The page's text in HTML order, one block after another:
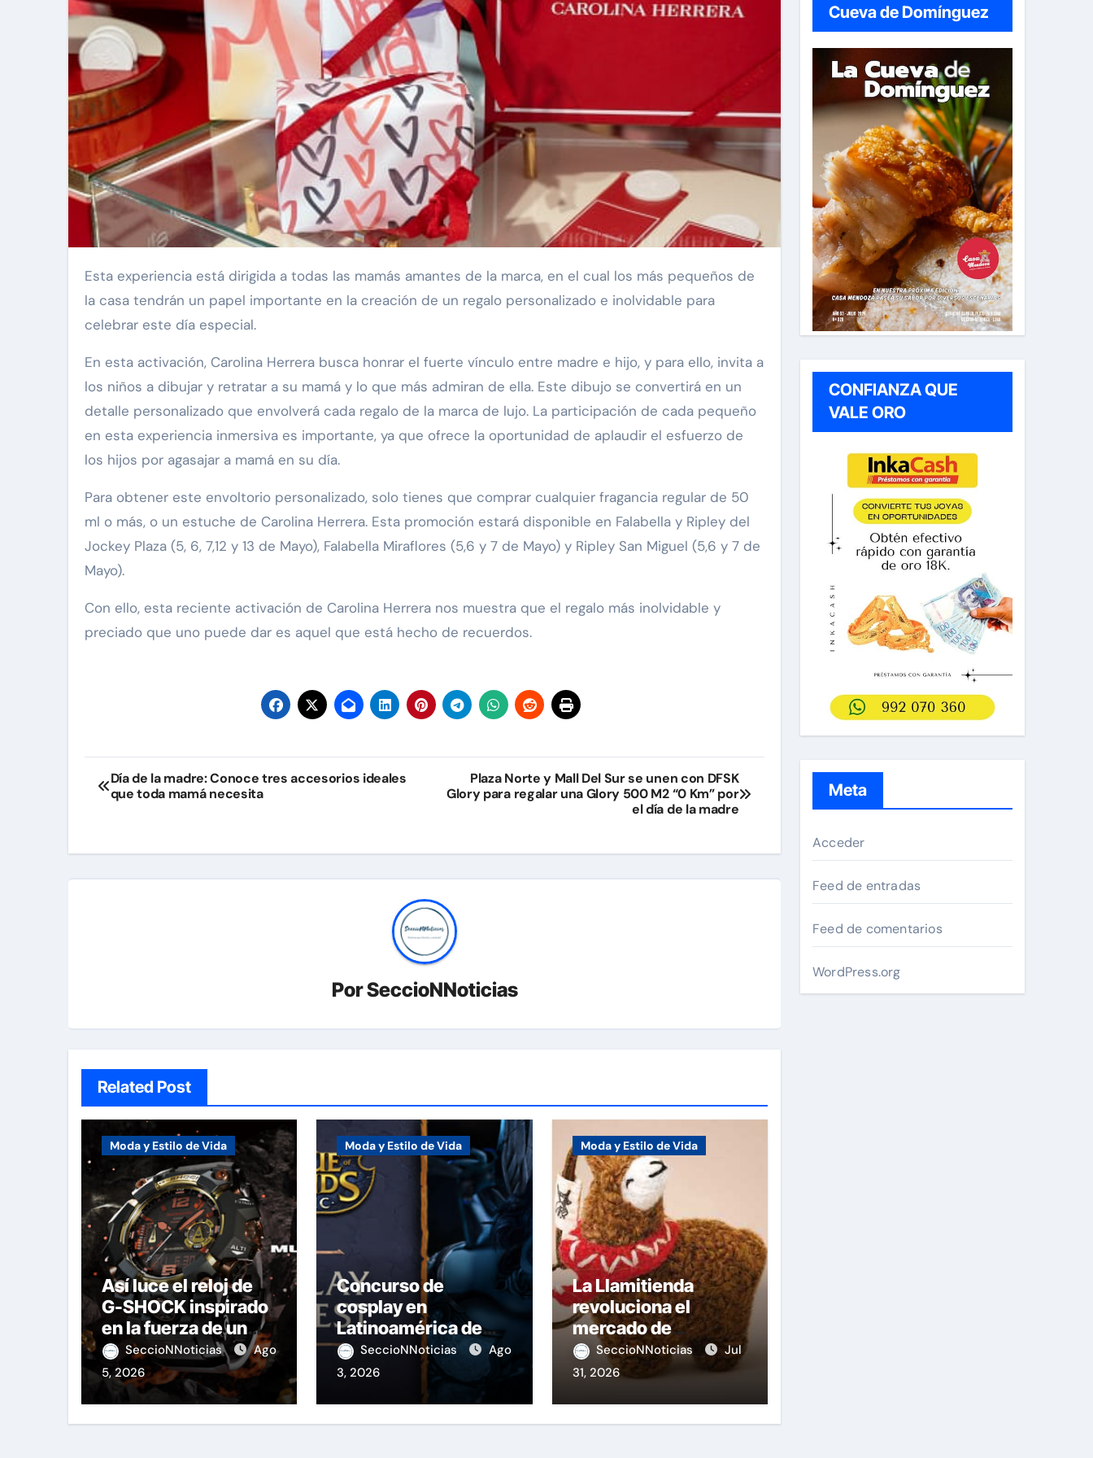
Esta experiencia está dirigida a todas las mamás amantes de la marca, en el cual los más pequeños de
la casa tendrán un papel importante en la creación de un regalo personalizado e inolvidable para
celebrar este día especial.
En esta activación, Carolina Herrera busca honrar el fuerte vínculo entre madre e hijo, y para ello, invita a
los niños a dibujar y retratar a su mamá y lo que más admiran de ella. Este dibujo se convertirá en un
detalle personalizado que envolverá cada regalo de la marca de lujo. La participación de cada pequeño
en esta experiencia inmersiva es importante, ya que ofrece la oportunidad de aplaudir el esfuerzo de
los hijos por agasajar a mamá en su día.
Para obtener este envoltorio personalizado, solo tienes que comprar cualquier fragancia regular de 50
ml o más, o un estuche de Carolina Herrera. Esta promoción estará disponible en Falabella y Ripley del
Jockey Plaza (5, 6, 7,12 y 13 de Mayo), Falabella Miraflores (5,6 y 7 de Mayo) y Ripley San Miguel (5,6 y 7 de
Mayo).
Con ello, esta reciente activación de Carolina Herrera nos muestra que el regalo más inolvidable y
preciado que uno puede dar es aquel que está hecho de recuerdos.
Navegación
de
Día de la madre: Conoce tres accesorios ideales
que toda mamá necesita
Plaza Norte y Mall Del Sur se unen con DFSK
Glory para regalar una Glory 500 M2 “0 Km” por
el día de la madre
PorSeccioNNoticias
Related Post
Moda y Estilo de Vida
Así luce el reloj de
G-SHOCK inspirado
en la fuerza de un
volcán
SeccioNNoticias
Ago
5, 2026
Moda y Estilo de Vida
Concurso de
cosplay en
Latinoamérica de
League of Legends
SeccioNNoticias
Ago
3, 2026
Moda y Estilo de Vida
La Llamitienda
revoluciona el
mercado de
souvenirs en el Perú
SeccioNNoticias
Jul
31, 2026
Cueva de Domínguez
CONFIANZA QUE
VALE ORO
Meta
Acceder
Feed de entradas
Feed de comentarios
WordPress.org